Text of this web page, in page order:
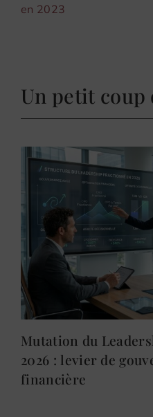
en 2023
Un petit coup
Mutation du
2026 : levier de
financière